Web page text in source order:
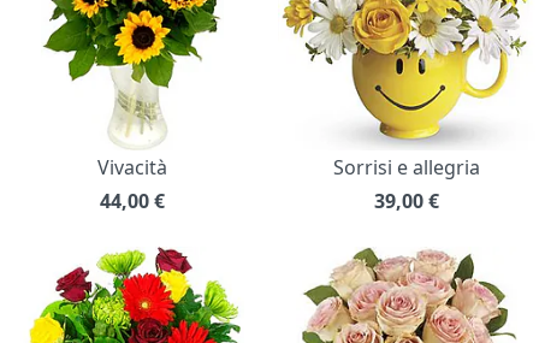
Vivacità
44,00€
Sorrisi e allegria
39,00€